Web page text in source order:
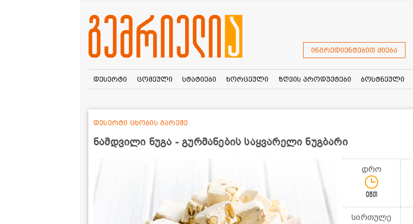
ინგრედიენტებით ძიება
დესერტი ცომეული სტატიები ხორცეული ზღვის პროდუქტები ბოსტნეული
ნამდვილი ნუგა - გურმანების საყვარელი ნუგბარი
დესერტი ცხობის გარეშე
დრო
0წთ
სირთულე